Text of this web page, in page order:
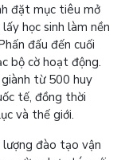
đặt mục tiêu mở
học sinh làm nền
đấu đến cuối
bộ cờ hoạt động.
từ 500 huy
tế, đồng thời
và thế giới.
đào tạo vận